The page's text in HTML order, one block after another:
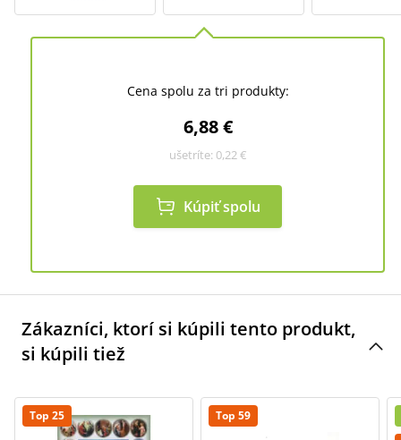
Cena spolu za tri produkty:
6,88 €
ušetríte: 0,22 €
Kúpiť spolu
Zákazníci, ktorí si kúpili tento produkt,
si kúpili tiež
Top 25 Top 59